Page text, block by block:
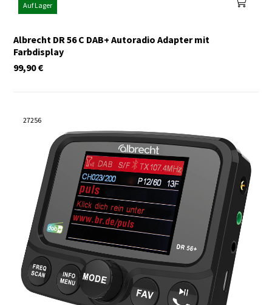
Auf Lager
Albrecht DR 56 C DAB+ Autoradio Adapter mit
Farbdisplay
€
99,90
27256